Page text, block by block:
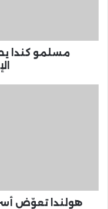
مسلمو كندا
هولندا تعوّض